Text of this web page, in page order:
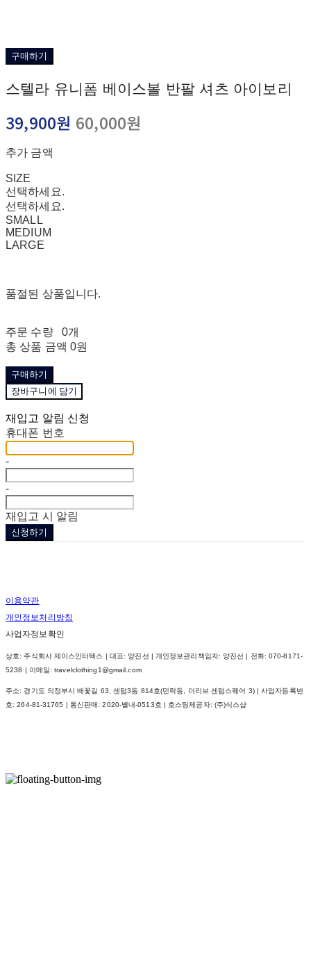
구매하기
스텔라 유니폼 베이스볼 반팔 셔츠 아이보리
39,900원 60,000원
추가 금액
SIZE
선택하세요.
선택하세요.
SMALL
MEDIUM
LARGE
품절된 상품입니다.
주문 수량
0개
총 상품 금액 0원
구매하기
장바구니에 담기
재입고 알림 신청
휴대폰 번호
-
-
재입고 시 알림
신청하기
이용약관
개인정보처리방침
사업자정보확인
상호: 주식회사 제이스인터텍스 | 대표: 양진선 | 개인정보관리책임자: 양진선 | 전화: 070-8171-
5238 | 이메일: travelclothing1@gmail.com
주소: 경기도 의정부시 배꽃길 63, 센텀3동 814호(민락동, 더리브 센텀스퀘어 3) | 사업자등록번
호:264-81-31765 | 통신판매:2020-별내-0513호 | 호스팅제공자: (주)식스샵